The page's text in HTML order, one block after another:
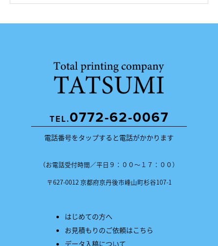
TEL.0772-62-0067
電話番号をタップすると電話がかかります
（お電話受付時間／平日９：００〜１７：００）
〒627-0012 京都府京丹後市峰山町杉谷107-1
はじめての方へ
お見積もりのご依頼はこちら
データ入稿について